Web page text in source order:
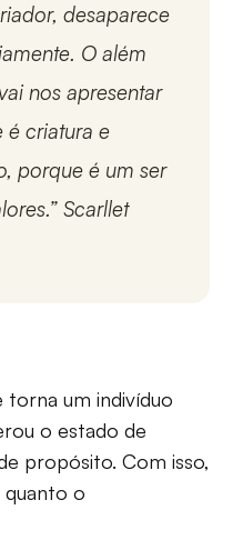
desaparece
O além
nos apresentar
é criatura e
porque é um ser
Scarllet
torna um indivíduo
o estado de
propósito. Com isso,
quanto o